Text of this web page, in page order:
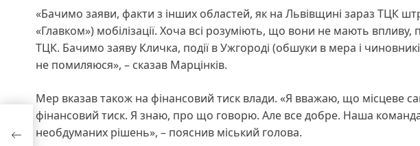
«Бачимо заяви, факти з інших областей, як на Львівщині зараз ТЦК
«Главком») мобілізації. Хоча всі розуміють, що вони не мають впливу,
ТЦК. Бачимо заяву Кличка, події в Ужгороді (обшуки в мера і
не помиляюся», – сказав Марцінків.
Мер вказав також на фінансовий тиск влади. «Я вважаю, що місцеве
фінансовий тиск. Я знаю, про що говорю. Але все добре. Наша
необдуманих рішень», – пояснив міський голова.